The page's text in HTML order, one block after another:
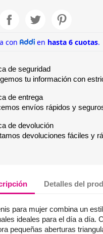
de seguridad
tu información con
de entrega
envíos rápidos y
de devolución
devoluciones fáciles y
Detalles del
para mujer combina un
ideales para el día a día.
pequeñas aberturas